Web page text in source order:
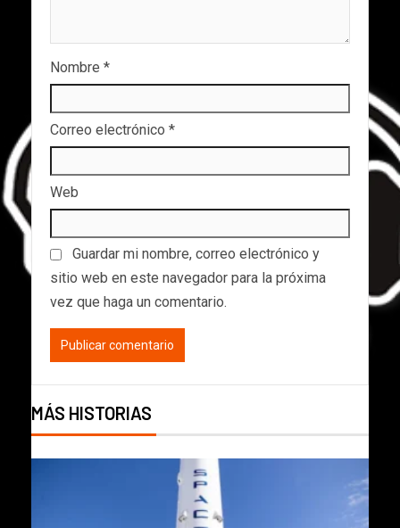
Nombre *
Correo electrónico *
Web
Guardar mi nombre, correo electrónico y
sitio web en este navegador para la próxima
vez que haga un comentario.
MÁS HISTORIAS